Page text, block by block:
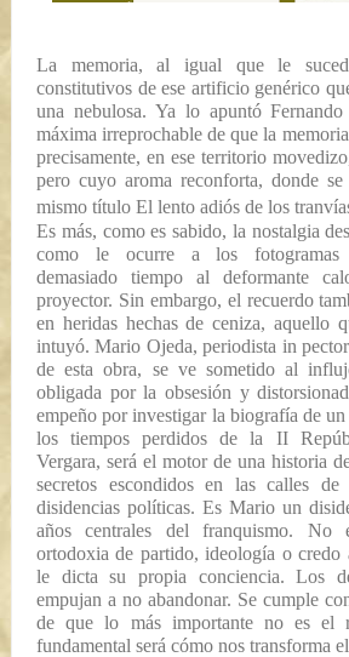
La memoria, al igual que le
constitutivos de ese artificio genérico
una nebulosa. Ya lo apuntó
máxima irreprochable de quela
precisamente, en ese territorio
pero cuyo aroma reconforta, donde
mismo título El lento adiós de los
Es más, como es sabido, la nostalgia
como le ocurre a los fotogramas
demasiado tiempo al deformante
proyector. Sin embargo, el recuerdo
en heridas hechas de ceniza, aquello
intuyó. Mario Ojeda, periodista in
de esta obra, se ve sometido al
obligada por la obsesión y
empeño por investigar la biografía de
los tiempos perdidos de la II
Vergara, será el motor de una historia
secretos escondidos en las calles
disidencias políticas. Es Mario un
años centrales del franquismo. No
ortodoxia de partido, ideología o credo
le dicta su propia conciencia. Los
empujan a no abandonar. Se cumple
de que lo más importante no es el
fundamental será cómo nos transforma